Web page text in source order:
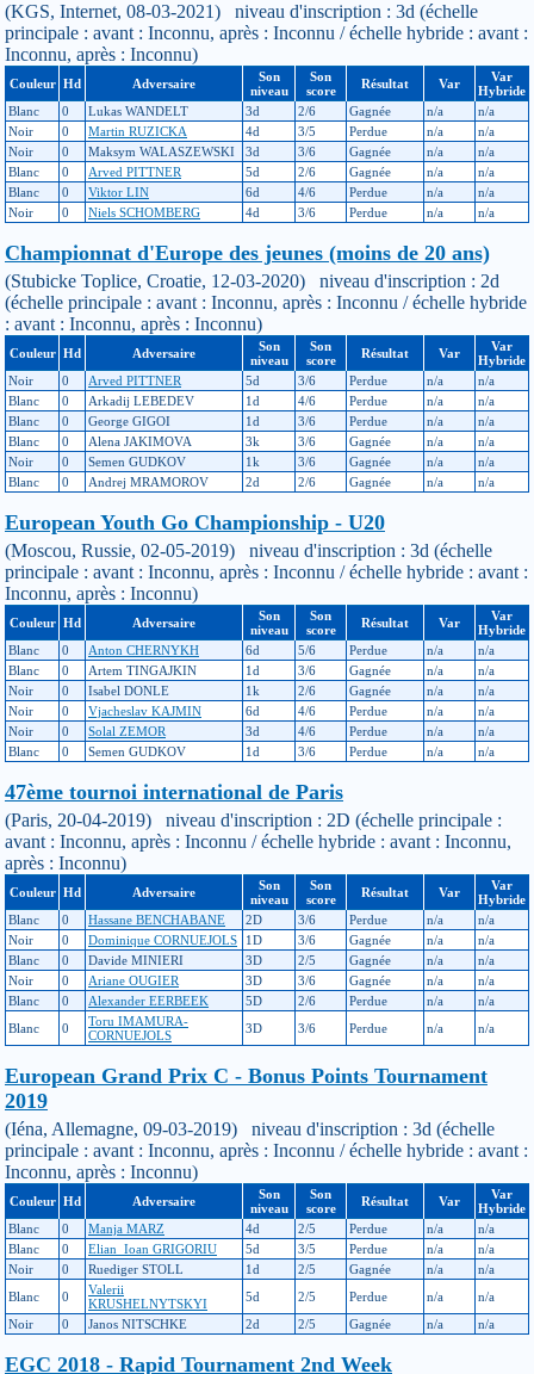
(KGS, Internet, 08-03-2021) niveau d'inscription : 3d (échelle
principale : avant : Inconnu, après : Inconnu / échelle hybride : avant :
Inconnu, après : Inconnu)
Couleur Hd Adversaire
Son
niveau
Son
score
Résultat Var
Var
Hybride
Blanc
0 Lukas WANDELT 3d 2/6 Gagnée n/a
n/a
Noir
0 Martin RUZICKA 4d 3/5 Perdue n/a
n/a
Noir
0 Maksym WALASZEWSKI 3d 3/6 Gagnée n/a
n/a
Blanc
0 Arved PITTNER 5d 2/6 Gagnée n/a
n/a
Blanc
0 Viktor LIN 6d 4/6 Perdue n/a
n/a
Noir
0 Niels SCHOMBERG 4d 3/6 Perdue n/a n/a
Championnat d'Europe des jeunes (moins de 20 ans)
(Stubicke Toplice, Croatie, 12-03-2020) niveau d'inscription : 2d
(échelle principale : avant : Inconnu, après : Inconnu / échelle hybride
: avant : Inconnu, après : Inconnu)
Couleur Hd Adversaire
Son
niveau
Son
score
Résultat Var
Var
Hybride
Noir
0 Arved PITTNER 5d 3/6 Perdue n/a
n/a
Blanc
0 Arkadij LEBEDEV 1d 4/6 Perdue n/a
n/a
Blanc
0 George GIGOI 1d 3/6 Perdue n/a
n/a
Blanc
0 Alena JAKIMOVA 3k 3/6 Gagnée n/a
n/a
Noir
0 Semen GUDKOV 1k 3/6 Gagnée n/a
n/a
Blanc
0 Andrej MRAMOROV 2d 2/6 Gagnée n/a n/a
European Youth Go Championship - U20
(Moscou, Russie, 02-05-2019) niveau d'inscription : 3d (échelle
principale : avant : Inconnu, après : Inconnu / échelle hybride : avant :
Inconnu, après : Inconnu)
Couleur Hd Adversaire
Son
niveau
Son
score
Résultat Var
Var
Hybride
Blanc
0 Anton CHERNYKH 6d 5/6 Perdue n/a
n/a
Blanc
0 Artem TINGAJKIN 1d 3/6 Gagnée n/a
n/a
Noir
0 Isabel DONLE 1k 2/6 Gagnée n/a
n/a
Noir
0 Vjacheslav KAJMIN 6d 4/6 Perdue n/a
n/a
Noir
0 Solal ZEMOR 3d 4/6 Perdue n/a
n/a
Blanc
0 Semen GUDKOV 1d 3/6 Perdue n/a n/a
47ème tournoi international de Paris
(Paris, 20-04-2019) niveau d'inscription : 2D (échelle principale :
avant : Inconnu, après : Inconnu / échelle hybride : avant : Inconnu,
après : Inconnu)
Couleur Hd Adversaire
Son
niveau
Son
score
Résultat Var
Var
Hybride
Blanc
0 Hassane BENCHABANE 2D 3/6 Perdue n/a
n/a
Noir
0 Dominique CORNUEJOLS 1D 3/6 Gagnée n/a
n/a
Blanc
0 Davide MINIERI 3D 2/5 Gagnée n/a
n/a
Noir
0 Ariane OUGIER 3D 3/6 Gagnée n/a
n/a
Blanc
0 Alexander EERBEEK 5D 2/6 Perdue n/a
n/a
Blanc
0
Toru IMAMURA-
CORNUEJOLS
3D 3/6 Perdue n/a n/a
European Grand Prix C - Bonus Points Tournament
2019
(Iéna, Allemagne, 09-03-2019) niveau d'inscription : 3d (échelle
principale : avant : Inconnu, après : Inconnu / échelle hybride : avant :
Inconnu, après : Inconnu)
Couleur Hd Adversaire
Son
niveau
Son
score
Résultat Var
Var
Hybride
Blanc
0 Manja MARZ 4d 2/5 Perdue n/a
n/a
Blanc
0 Elian_Ioan GRIGORIU 5d 3/5 Perdue n/a
n/a
Noir
0 Ruediger STOLL 1d 2/5 Gagnée n/a
n/a
Blanc
0
Valerii
KRUSHELNYTSKYI
5d 2/5 Perdue n/a
n/a
Noir
0 Janos NITSCHKE 2d 2/5 Gagnée n/a n/a
EGC 2018 - Rapid Tournament 2nd Week